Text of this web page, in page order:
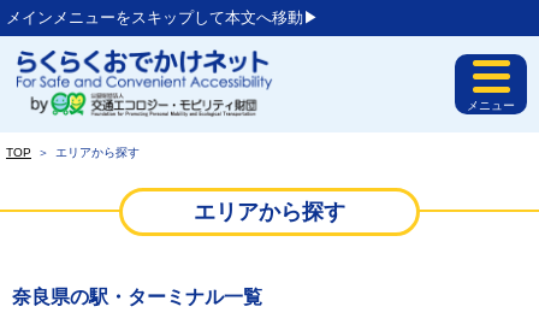
メインメニューをスキップして本文へ移動▶︎
メニュー
TOP ＞ エリアから探す
エリアから探す
奈良県の駅・ターミナル一覧